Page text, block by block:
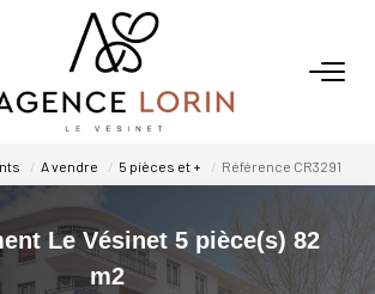
ACHETER
LOUER
ESTIMER
A vendre 5 pièces et + Référence CR3291
Le Vésinet 5 pièce(s) 82
m2